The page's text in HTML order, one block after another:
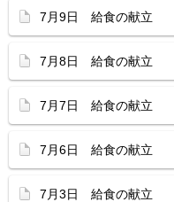
7月9日 給食の献立
7月8日 給食の献立
7月7日 給食の献立
7月6日 給食の献立
7月3日 給食の献立